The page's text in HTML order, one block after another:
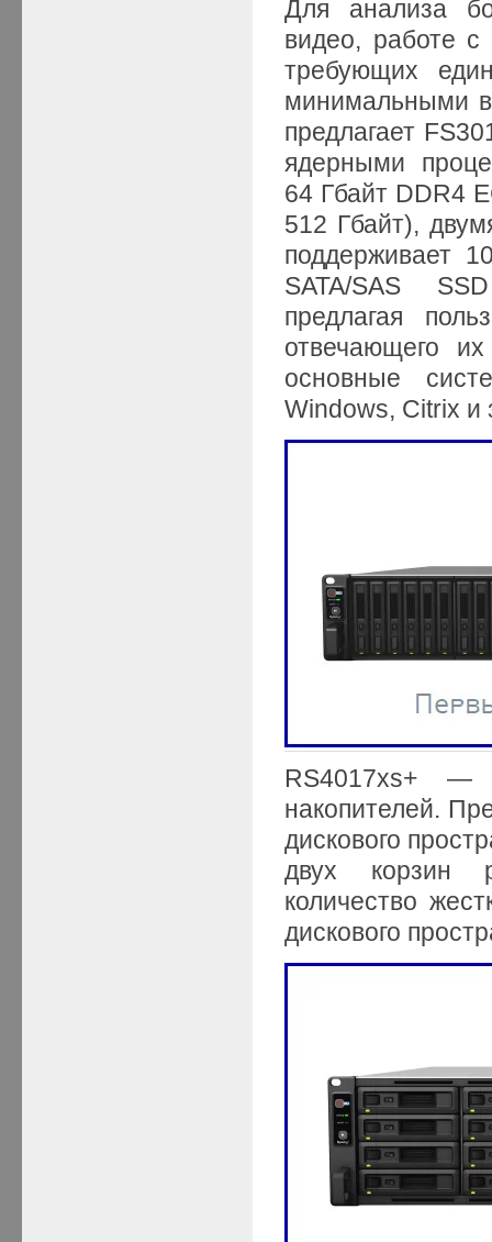
Для анализа
видео, работе
требующих
минимальными
предлагает
ядерными
64 Гбайт DDR4
512 Гбайт),
поддерживает
SATA/SAS
предлагая
отвечающего
основные
Windows, Citrix и
RS4017xs+
накопителей.
дискового
двух корзин
количество
дискового